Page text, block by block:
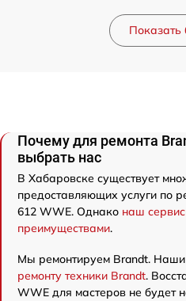
Показать
Почему для ремонта
выбрать нас
В Хабаровске существует
предоставляющих услуги по
612 WWE. Однако наш
преимуществами.
Мы ремонтируем Brandt. Наши
ремонту техники Brandt.
WWE для мастеров не будет